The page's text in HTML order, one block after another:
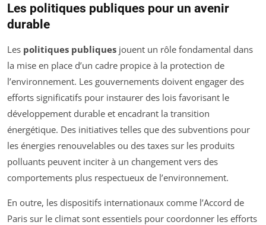
Les politiques publiques pour un avenir
durable
Les politiques publiques jouent un rôle fondamental dans
la mise en place d’un cadre propice à la protection de
l’environnement. Les gouvernements doivent engager des
efforts significatifs pour instaurer des lois favorisant le
développement durable et encadrant la transition
énergétique. Des initiatives telles que des subventions pour
les énergies renouvelables ou des taxes sur les produits
polluants peuvent inciter à un changement vers des
comportements plus respectueux de l’environnement.
En outre, les dispositifs internationaux comme l’Accord de
Paris sur le climat sont essentiels pour coordonner les efforts